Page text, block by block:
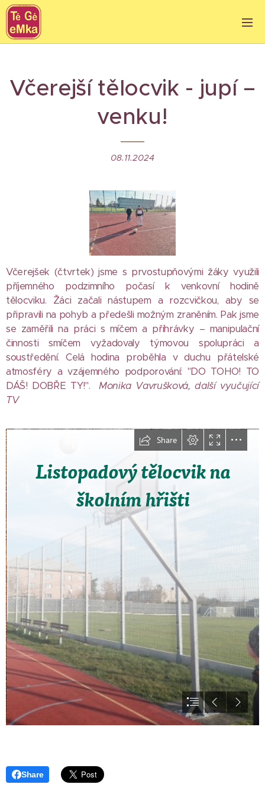
Včerejší tělocvik - jupí –
venku!
08.11.2024
Včerejšek (čtvrtek) jsme s prvostupňovými žáky využili
příjemného podzimního počasí k venkovní hodině
tělocviku. Žáci začali nástupem a rozcvičkou, aby se
připravili na pohyb a předešli možným zraněním. Pak jsme
se zaměřili na práci s míčem a přihrávky – manipulační
činnosti smíčem vyžadovaly týmovou spolupráci a
soustředění. Celá hodina proběhla v duchu přátelské
atmosféry a vzájemného podporování: "DO TOHO! TO
DÁŠ! DOBŘE TY!". Monika Vavrušková, další vyučující
TV
Share